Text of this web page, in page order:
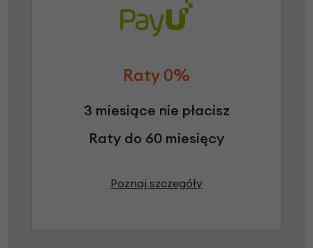
Raty 0%
3 miesiące nie płacisz
Raty do 60 miesięcy
Poznaj szczegóły